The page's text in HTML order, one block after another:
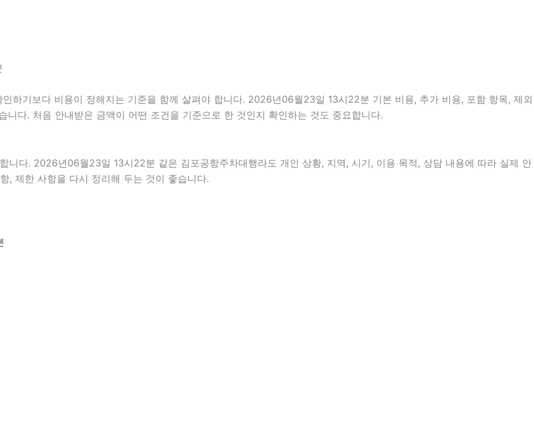
하기보다 비용이 정해지는 기준을 함께 살펴야 합니다. 2026년06월23일 13시22분 기본 비용, 추가 비용, 포함 항목, 제외
다. 처음 안내받은 금액이 어떤 조건을 기준으로 한 것인지 확인하는 것도 중요합니다.
니다. 2026년06월23일 13시22분 같은 김포공항주차대행라도 개인 상황, 지역, 시기, 이용 목적, 상담 내용에 따라 실제 안
, 제한 사항을 다시 정리해 두는 것이 좋습니다.